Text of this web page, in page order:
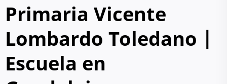
Primaria Vicente
Lombardo Toledano |
Escuela en